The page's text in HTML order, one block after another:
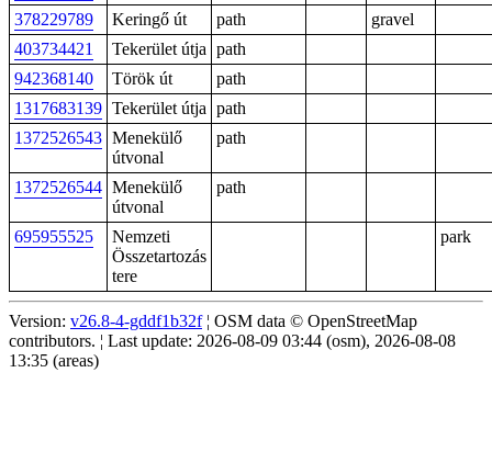
378229789
Keringő út path
gravel
403734421
Tekerület útja path
942368140
Török út
path
1317683139 Tekerület útja path
1372526543 Menekülő
útvonal
path
1372526544 Menekülő
útvonal
path
695955525
Nemzeti
Összetartozás
tere
park
Version: v26.8-4-gddf1b32f¦ OSM data © OpenStreetMap
contributors. ¦ Last update: 2026-08-09 03:44 (osm), 2026-08-08
13:35 (areas)